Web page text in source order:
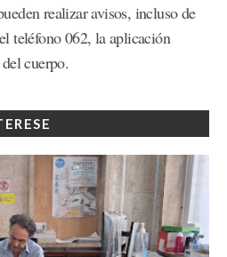
realizar avisos, incluso de
teléfono 062, la aplicación
cuerpo.